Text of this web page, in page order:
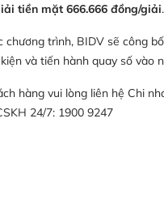
tiền mặt 666.666 đồng/giải.
chương trình, BIDV sẽ công
và tiến hành quay số vào
hàng vui lòng liên hệ Chi
24/7: 1900 9247